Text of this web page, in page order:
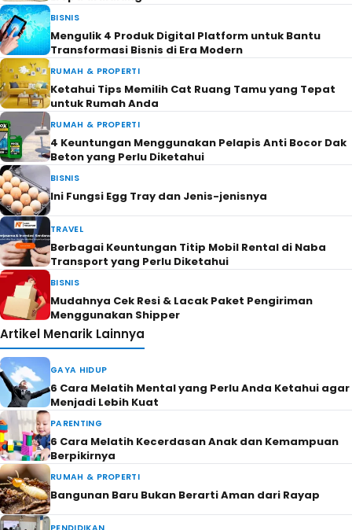
BISNIS
Mengulik 4 Produk Digital Platform untuk Bantu
Transformasi Bisnis di Era Modern
RUMAH & PROPERTI
Ketahui Tips Memilih Cat Ruang Tamu yang Tepat
untuk Rumah Anda
RUMAH & PROPERTI
4 Keuntungan Menggunakan Pelapis Anti Bocor Dak
Beton yang Perlu Diketahui
BISNIS
Ini Fungsi Egg Tray dan Jenis-jenisnya
TRAVEL
Berbagai Keuntungan Titip Mobil Rental di Naba
Transport yang Perlu Diketahui
BISNIS
Mudahnya Cek Resi & Lacak Paket Pengiriman
Menggunakan Shipper
Artikel Menarik Lainnya
GAYA HIDUP
6 Cara Melatih Mental yang Perlu Anda Ketahui agar
Menjadi Lebih Kuat
PARENTING
6 Cara Melatih Kecerdasan Anak dan Kemampuan
Berpikirnya
RUMAH & PROPERTI
Bangunan Baru Bukan Berarti Aman dari Rayap